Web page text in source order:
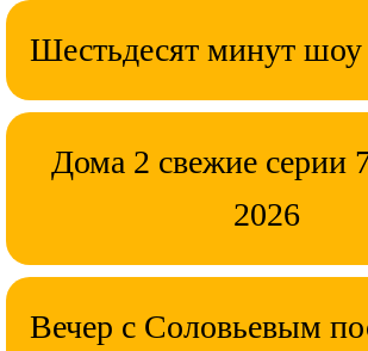
Шестьдесят минут шоу
Дома 2 свежие серии
2026
Вечер с Соловьевым